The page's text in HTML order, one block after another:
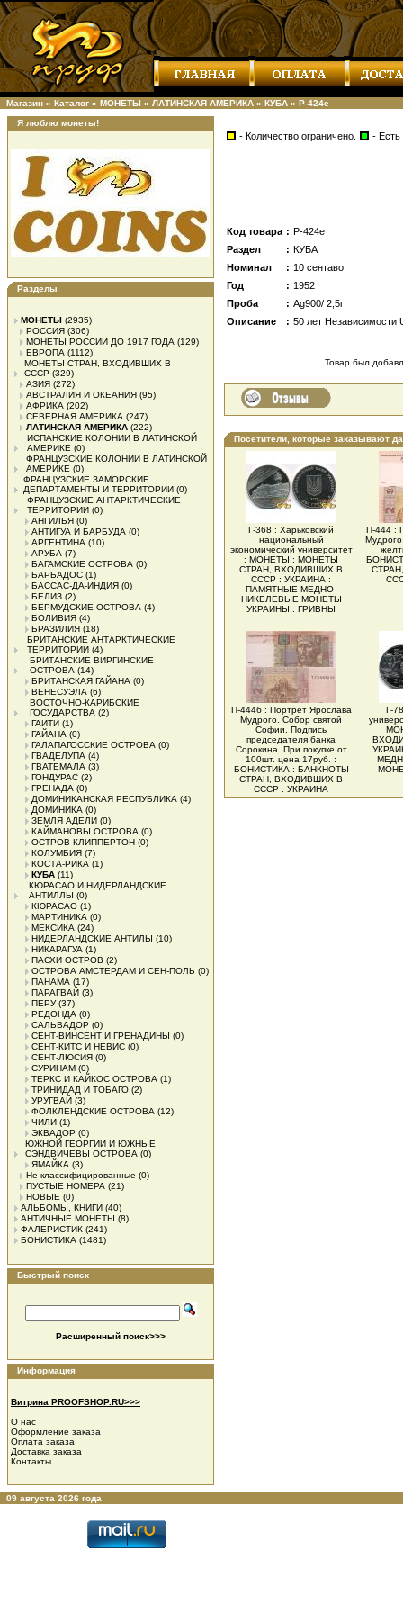
Магазин » Каталог » МОНЕТЫ » ЛАТИНСКАЯ АМЕРИКА » КУБА » Р-424е
Я люблю монеты!
Разделы
МОНЕТЫ (2935)
РОССИЯ (306)
МОНЕТЫ РОССИИ ДО 1917 ГОДА (129)
ЕВРОПА (1112)
МОНЕТЫ СТРАН, ВХОДИВШИХ В
СССР (329)
АЗИЯ (272)
АВСТРАЛИЯ И ОКЕАНИЯ (95)
АФРИКА (202)
СЕВЕРНАЯ АМЕРИКА (247)
ЛАТИНСКАЯ АМЕРИКА (222)
ИСПАНСКИЕ КОЛОНИИ В ЛАТИНСКОЙ
АМЕРИКЕ (0)
ФРАНЦУЗСКИЕ КОЛОНИИ В ЛАТИНСКОЙ
АМЕРИКЕ (0)
ФРАНЦУЗСКИЕ ЗАМОРСКИЕ
ДЕПАРТАМЕНТЫ И ТЕРРИТОРИИ (0)
ФРАНЦУЗСКИЕ АНТАРКТИЧЕСКИЕ
ТЕРРИТОРИИ (0)
АНГИЛЬЯ (0)
АНТИГУА И БАРБУДА (0)
АРГЕНТИНА (10)
АРУБА (7)
БАГАМСКИЕ ОСТРОВА (0)
БАРБАДОС (1)
БАССАС-ДА-ИНДИЯ (0)
БЕЛИЗ (2)
БЕРМУДСКИЕ ОСТРОВА (4)
БОЛИВИЯ (4)
БРАЗИЛИЯ (18)
БРИТАНСКИЕ АНТАРКТИЧЕСКИЕ
ТЕРРИТОРИИ (4)
БРИТАНСКИЕ ВИРГИНСКИЕ
ОСТРОВА (14)
БРИТАНСКАЯ ГАЙАНА (0)
ВЕНЕСУЭЛА (6)
ВОСТОЧНО-КАРИБСКИЕ
ГОCУДАРСТВА (2)
ГАИТИ (1)
ГАЙАНА (0)
ГАЛАПАГОССКИЕ ОСТРОВА (0)
ГВАДЕЛУПА (4)
ГВАТЕМАЛА (3)
ГОНДУРАС (2)
ГРЕНАДА (0)
ДОМИНИКАНСКАЯ РЕСПУБЛИКА (4)
ДОМИНИКА (0)
ЗЕМЛЯ АДЕЛИ (0)
КАЙМАНОВЫ ОСТРОВА (0)
ОСТРОВ КЛИППЕРТОН (0)
КОЛУМБИЯ (7)
КОСТА-РИКА (1)
КУБА (11)
КЮРАСАО И НИДЕРЛАНДСКИЕ
АНТИЛЛЫ (0)
КЮРАСАО (1)
МАРТИНИКА (0)
МЕКСИКА (24)
НИДЕРЛАНДСКИЕ АНТИЛЫ (10)
НИКАРАГУА (1)
ПАСХИ ОСТРОВ (2)
ОСТРОВА АМСТЕРДАМ И СЕН-ПОЛЬ (0)
ПАНАМА (17)
ПАРАГВАЙ (3)
ПЕРУ(37)
РЕДОНДА (0)
САЛЬВАДОР (0)
СЕНТ-ВИНСЕНТ И ГРЕНАДИНЫ (0)
СЕНТ-КИТС И НЕВИС (0)
СЕНТ-ЛЮСИЯ (0)
СУРИНАМ (0)
ТЕРКС И КАЙКОС ОСТРОВА (1)
ТРИНИДАД И ТОБАГО (2)
УРУГВАЙ (3)
ФОЛКЛЕНДСКИЕ ОСТРОВА (12)
ЧИЛИ (1)
ЭКВАДОР (0)
ЮЖНОЙ ГЕОРГИИ И ЮЖНЫЕ
СЭНДВИЧЕВЫ ОСТРОВА (0)
ЯМАЙКА (3)
Не классифицированные (0)
ПУСТЫЕ НОМЕРА (21)
НОВЫЕ (0)
АЛЬБОМЫ, КНИГИ (40)
АНТИЧНЫЕ МОНЕТЫ (8)
ФАЛЕРИСТИК (241)
БОНИСТИКА (1481)
Быстрый поиск
Расширенный поиск>>>
Информация
Витрина PROOFSHOP.RU>>>
О нас
Оформление заказа
Оплата заказа
Доставка заказа
Контакты
- Количество ограничено. - Есть
Код товара : Р-424е
Раздел
: КУБА
Номинал
: 10 сентаво
Год
: 1952
Проба
: Ag900/ 2,5г
Описание
: 50 лет Независимости
Товар был
Посетители, которые заказывают
Г-368 : Харьковский
национальный
экономический университет
: МОНЕТЫ : МОНЕТЫ
СТРАН, ВХОДИВШИХ В
СССР : УКРАИНА :
ПАМЯТНЫЕ МЕДНО-
НИКЕЛЕВЫЕ МОНЕТЫ
УКРАИНЫ : ГРИВНЫ
П-444 :
П-444б : Портрет Ярослава
Мудрого. Собор святой
Софии. Подпись
председателя банка
Сорокина. При покупке от
100шт. цена 17руб. :
БОНИСТИКА : БАНКНОТЫ
СТРАН, ВХОДИВШИХ В
СССР : УКРАИНА
Г-
09 августа 2026 года